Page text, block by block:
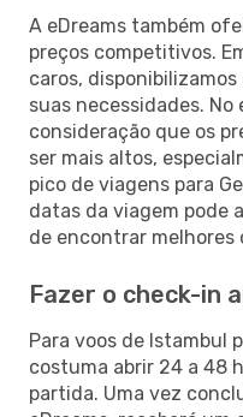
A eDreams também
preços competitivos.
caros,
suas necessidades.
consideração que os
ser mais altos,
pico de viagens para
datas da viagem pode
de encontrar melhores
Fazer o check-in
Para voos de Istambul
costuma abrir 24 a 48
partida. Uma vez